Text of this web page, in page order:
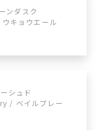
ンダスク
キョウエール
シュド
/ ベイルブレー